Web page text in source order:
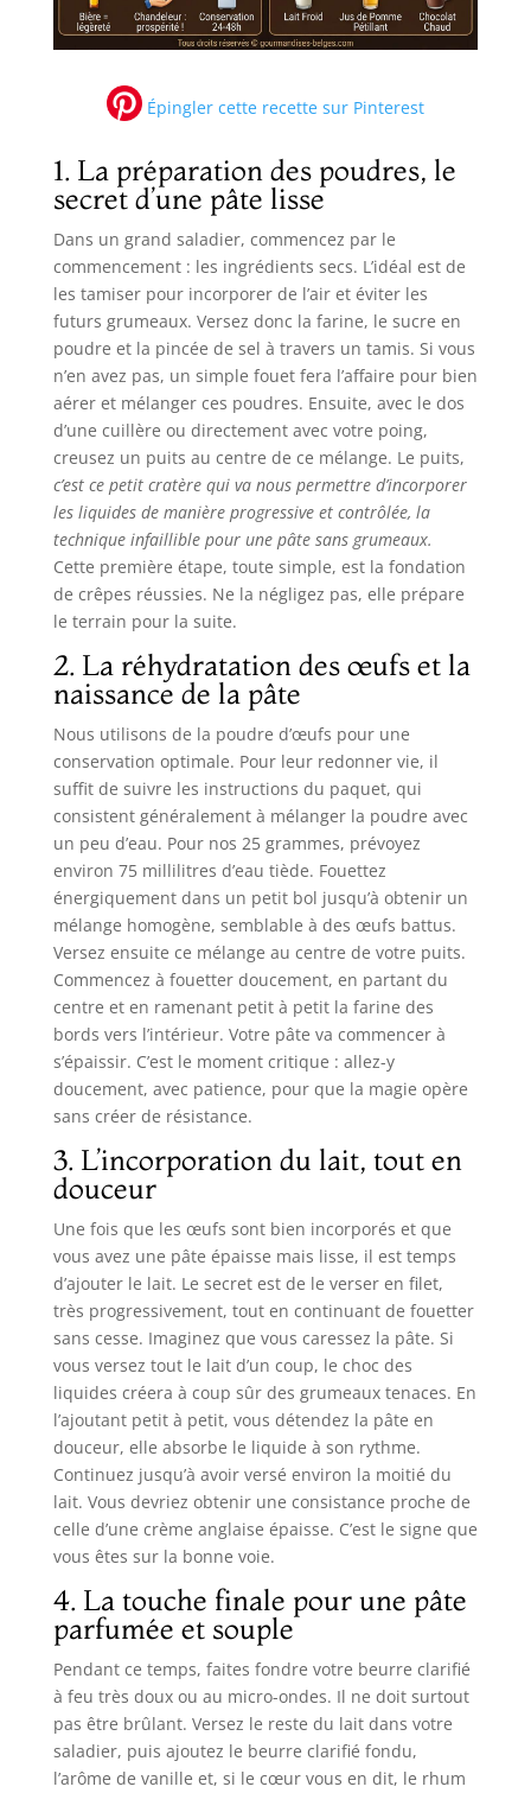
Épingler cette recette sur Pinterest
1. La préparation des poudres, le
secret d’une pâte lisse
Dans un grand saladier, commencez par le
commencement : les ingrédients secs. L’idéal est de
les tamiser pour incorporer de l’air et éviter les
futurs grumeaux. Versez donc la farine, le sucre en
poudre et la pincée de sel à travers un tamis. Si vous
n’en avez pas, un simple fouet fera l’affaire pour bien
aérer et mélanger ces poudres. Ensuite, avec le dos
d’une cuillère ou directement avec votre poing,
creusez un puits au centre de ce mélange. Le puits,
c’est ce petit cratère qui va nous permettre d’incorporer
les liquides de manière progressive et contrôlée, la
technique infaillible pour une pâte sans grumeaux.
Cette première étape, toute simple, est la fondation
de crêpes réussies. Ne la négligez pas, elle prépare
le terrain pour la suite.
2. La réhydratation des œufs et la
naissance de la pâte
Nous utilisons de la poudre d’œufs pour une
conservation optimale. Pour leur redonner vie, il
suffit de suivre les instructions du paquet, qui
consistent généralement à mélanger la poudre avec
un peu d’eau. Pour nos 25 grammes, prévoyez
environ 75 millilitres d’eau tiède. Fouettez
énergiquement dans un petit bol jusqu’à obtenir un
mélange homogène, semblable à des œufs battus.
Versez ensuite ce mélange au centre de votre puits.
Commencez à fouetter doucement, en partant du
centre et en ramenant petit à petit la farine des
bords vers l’intérieur. Votre pâte va commencer à
s’épaissir. C’est le moment critique : allez-y
doucement, avec patience, pour que la magie opère
sans créer de résistance.
3. L’incorporation du lait, tout en
douceur
Une fois que les œufs sont bien incorporés et que
vous avez une pâte épaisse mais lisse, il est temps
d’ajouter le lait. Le secret est de le verser en filet,
très progressivement, tout en continuant de fouetter
sans cesse. Imaginez que vous caressez la pâte. Si
vous versez tout le lait d’un coup, le choc des
liquides créera à coup sûr des grumeaux tenaces. En
l’ajoutant petit à petit, vous détendez la pâte en
douceur, elle absorbe le liquide à son rythme.
Continuez jusqu’à avoir versé environ la moitié du
lait. Vous devriez obtenir une consistance proche de
celle d’une crème anglaise épaisse. C’est le signe que
vous êtes sur la bonne voie.
4. La touche finale pour une pâte
parfumée et souple
Pendant ce temps, faites fondre votre beurre clarifié
à feu très doux ou au micro-ondes. Il ne doit surtout
pas être brûlant. Versez le reste du lait dans votre
saladier, puis ajoutez le beurre clarifié fondu,
l’arôme de vanille et, si le cœur vous en dit, le rhum